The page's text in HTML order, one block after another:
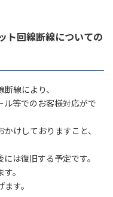
ト回線断線についての
断線により、
等でのお客様対応がで
けしておりますこと、
には復旧する予定です。
。
す。